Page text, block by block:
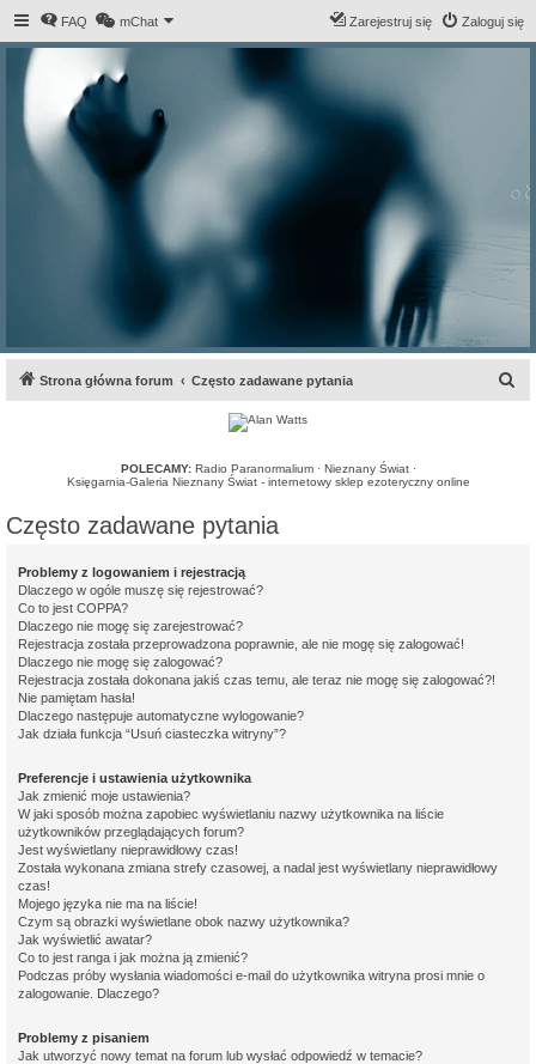
FAQ mChat Zaloguj się
Zarejestruj się
Strona główna forum Często zadawane pytania
POLECAMY: Radio Paranormalium· Nieznany Świat·
Księgarnia-Galeria Nieznany Świat - internetowy sklep ezoteryczny online
Często zadawane pytania
Problemy z logowaniem i rejestracją
Dlaczego w ogóle muszę się rejestrować?
Co to jest COPPA?
Dlaczego nie mogę się zarejestrować?
Rejestracja została przeprowadzona poprawnie, ale nie mogę się zalogować!
Dlaczego nie mogę się zalogować?
Rejestracja została dokonana jakiś czas temu, ale teraz nie mogę się zalogować?!
Nie pamiętam hasła!
Dlaczego następuje automatyczne wylogowanie?
Jak działa funkcja “Usuń ciasteczka witryny”?
Preferencje i ustawienia użytkownika
Jak zmienić moje ustawienia?
W jaki sposób można zapobiec wyświetlaniu nazwy użytkownika na liście
użytkowników przeglądających forum?
Jest wyświetlany nieprawidłowy czas!
Została wykonana zmiana strefy czasowej, a nadal jest wyświetlany nieprawidłowy
czas!
Mojego języka nie ma na liście!
Czym są obrazki wyświetlane obok nazwy użytkownika?
Jak wyświetlić awatar?
Co to jest ranga i jak można ją zmienić?
Podczas próby wysłania wiadomości e-mail do użytkownika witryna prosi mnie o
zalogowanie. Dlaczego?
Problemy z pisaniem
Jak utworzyć nowy temat na forum lub wysłać odpowiedź w temacie?